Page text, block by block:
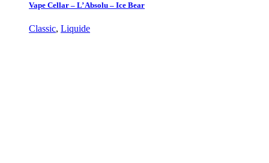
Vape Cellar – L’ Absolu – Ice Bear
Classic, Liquide